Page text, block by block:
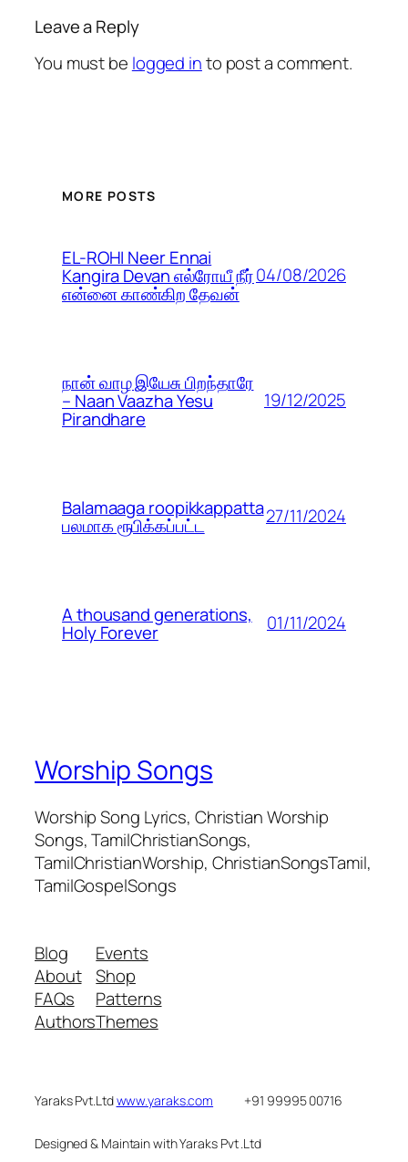
Leave a Reply
You must be logged into post a comment.
MORE POSTS
EL-ROHI Neer Ennai
Kangira Devan எல்ரோயீ நீர்
என்னை காண்கிற தேவன்
04/08/2026
நான் வாழ இயேசு பிறந்தாரே
– Naan Vaazha Yesu
Pirandhare
19/12/2025
Balamaaga roopikkappatta
பலமாக ரூபிக்கப்பட்ட 27/11/2024
A thousand generations,
Holy Forever 01/11/2024
Worship Songs
Worship Song Lyrics, Christian Worship
Songs, TamilChristianSongs,
TamilChristianWorship, ChristianSongsTamil,
TamilGospelSongs
Blog
About
FAQs
Authors
Events
Shop
Patterns
Themes
Yaraks Pvt.Ltdwww.yaraks.com +91 99995 00716
Designed & Maintain with Yaraks Pvt .Ltd